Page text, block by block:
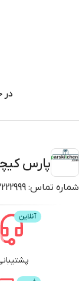
در
پارس
شماره تماس: